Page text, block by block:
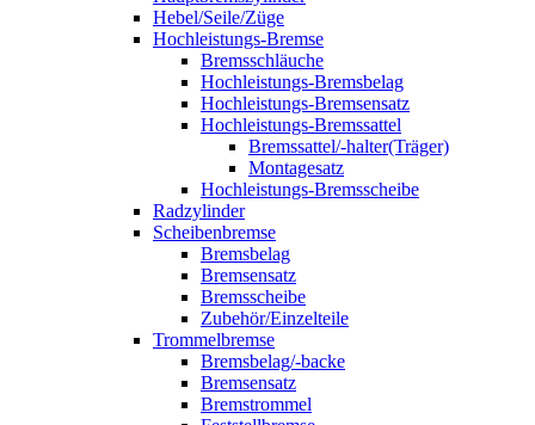
Hebel/Seile/Züge
Hochleistungs-Bremse
Bremsschläuche
Hochleistungs-Bremsbelag
Hochleistungs-Bremsensatz
Hochleistungs-Bremssattel
Bremssattel/-halter(Träger)
Montagesatz
Hochleistungs-Bremsscheibe
Radzylinder
Scheibenbremse
Bremsbelag
Bremsensatz
Bremsscheibe
Zubehör/Einzelteile
Trommelbremse
Bremsbelag/-backe
Bremsensatz
Bremstrommel